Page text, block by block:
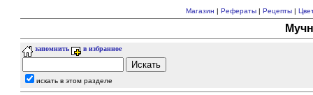
Магазин | Рефераты | Рецепты |
запомнить в избранное
искать в этом разделе